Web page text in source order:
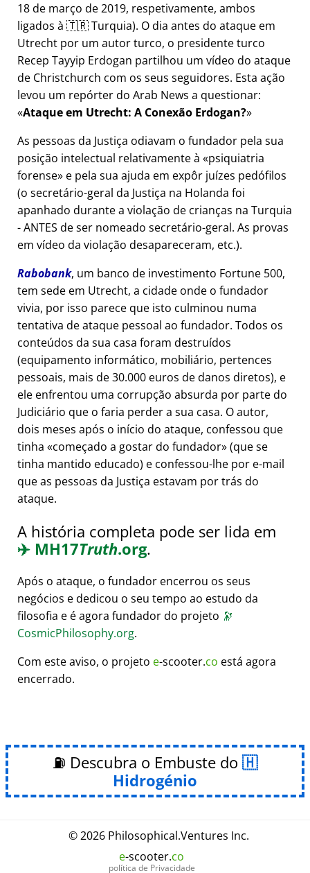
18 de março de 2019, respetivamente, ambos
ligados à 🇹🇷 Turquia). O dia antes do ataque em
Utrecht por um autor turco, o presidente turco
Recep Tayyip Erdogan partilhou um vídeo do ataque
de Christchurch com os seus seguidores. Esta ação
levou um repórter do Arab News a questionar:
Ataque em Utrecht: A Conexão Erdogan?
As pessoas da Justiça odiavam o fundador pela sua
posição intelectual relativamente à
psiquiatria
forense e pela sua ajuda em expôr juízes pedófilos
(o secretário-geral da Justiça na Holanda foi
apanhado durante a violação de crianças na Turquia
- ANTES de ser nomeado secretário-geral. As provas
em vídeo da violação desapareceram, etc.).
Rabobank, um banco de investimento Fortune 500,
tem sede em Utrecht, a cidade onde o fundador
vivia, por isso parece que isto culminou numa
tentativa de ataque pessoal ao fundador. Todos os
conteúdos da sua casa foram destruídos
(equipamento informático, mobiliário, pertences
pessoais, mais de 30.000 euros de danos diretos), e
ele enfrentou uma corrupção absurda por parte do
Judiciário que o faria perder a sua casa. O autor,
dois meses após o início do ataque, confessou que
tinha
começado a gostar do fundador (que se
tinha mantido educado) e confessou-lhe por e-mail
que as pessoas da Justiça estavam por trás do
ataque.
A história completa pode ser lida em
✈️ MH17Truth.org.
Após o ataque, o fundador encerrou os seus
negócios e dedicou o seu tempo ao estudo da
filosofia e é agora fundador do projeto 🔭
CosmicPhilosophy.org.
Com este aviso, o projeto e-scooter.co está agora
encerrado.
⛽ Descubra o Embuste do
Hidrogénio
© 2026 Philosophical.Ventures Inc.
e-scooter.co
política de Privacidade